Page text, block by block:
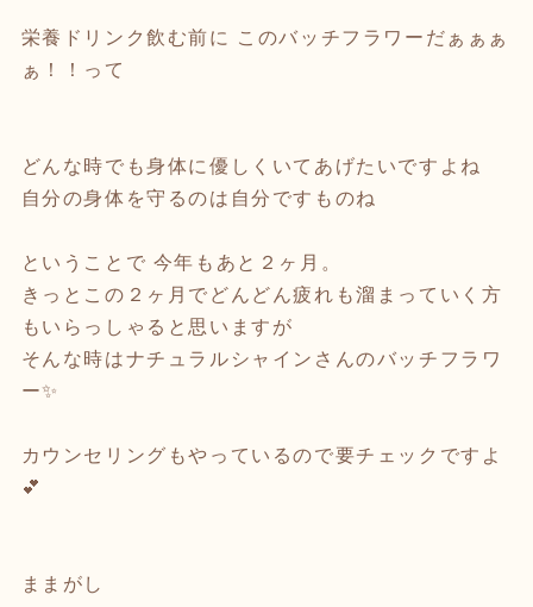
栄養ドリンク飲む前に このバッチフラワーだぁぁぁ
ぁ！！って
どんな時でも身体に優しくいてあげたいですよね
自分の身体を守るのは自分ですものね
ということで 今年もあと２ヶ月。
きっとこの２ヶ月でどんどん疲れも溜まっていく方
もいらっしゃると思いますが
そんな時はナチュラルシャインさんのバッチフラワ
ー✨
カウンセリングもやっているので要チェックですよ
💕
ままがし